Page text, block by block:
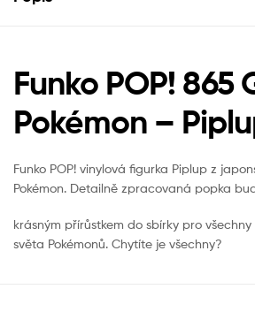
Funko POP! 865
Pokémon –
Funko POP! vinylová figurka Piplup z
Pokémon. Detailně zpracovaná popka
krásným přírůstkem do sbírky pro
světa Pokémonů. Chytíte je všechny?